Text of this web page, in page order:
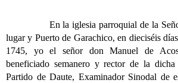
En la iglesia parroquial de la
lugar y Puerto de Garachico, en dieciséis
1745, yo el señor don Manuel de
beneficiado semanero y rector de la
Partido de Daute, Examinador Sinodal de